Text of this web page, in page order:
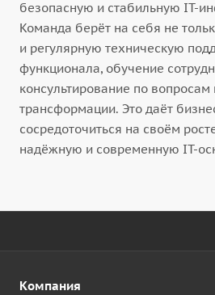
безопасную и стабильную IT-
Команда берёт на себя не
и регулярную техническую
функционала, обучение
консультирование по
трансформации. Это даёт
сосредоточиться на своём
надёжную и современную IT-
Компания